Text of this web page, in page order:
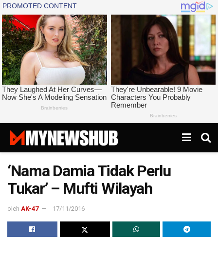
‘Nama Damia Tidak Perlu
Tukar’ – Mufti Wilayah
oleh AK-47 17/11/2016